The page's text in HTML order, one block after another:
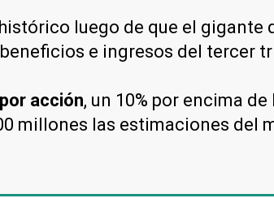
luego de que el gigante
e ingresos del tercer
acción, un 10% por encima
millones las estimaciones del